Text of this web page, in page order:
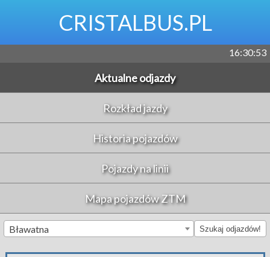
CRISTALBUS.PL
16:30:53
Aktualne odjazdy
Rozkład jazdy
Historia pojazdów
Pojazdy na linii
Mapa pojazdów ZTM
Bławatna Szukaj odjazdów!